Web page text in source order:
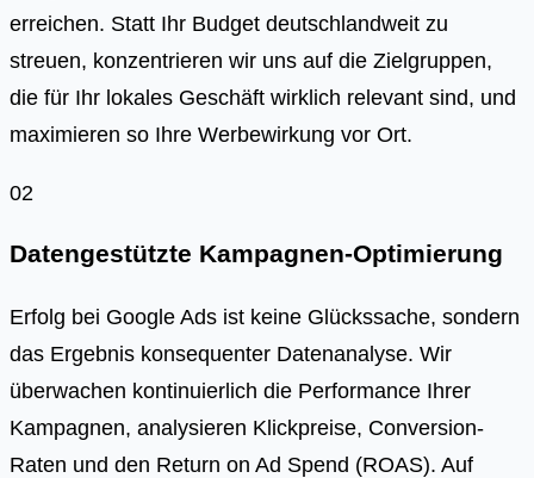
erreichen. Statt Ihr Budget deutschlandweit zu
streuen, konzentrieren wir uns auf die Zielgruppen,
die für Ihr lokales Geschäft wirklich relevant sind, und
maximieren so Ihre Werbewirkung vor Ort.
02
Datengestützte Kampagnen-Optimierung
Erfolg bei Google Ads ist keine Glückssache, sondern
das Ergebnis konsequenter Datenanalyse. Wir
überwachen kontinuierlich die Performance Ihrer
Kampagnen, analysieren Klickpreise, Conversion-
Raten und den Return on Ad Spend (ROAS). Auf